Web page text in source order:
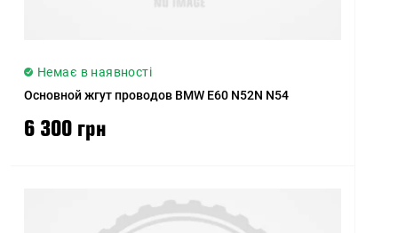
Немає в наявності
Основной жгут проводов BMW E60 N52N N54
6 300 грн